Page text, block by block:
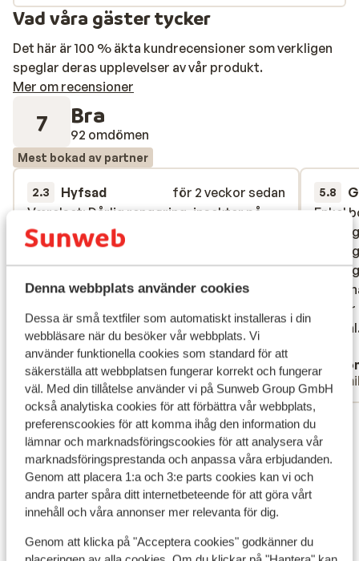
Denna webbplats använder cookies
Dessa är små textfiler som automatiskt installeras i din
webbläsare när du besöker vår webbplats. Vi
använder funktionella cookies som standard för att
säkerställa att webbplatsen fungerar korrekt och fungerar
väl. Med din tillåtelse använder vi på Sunweb Group GmbH
också analytiska cookies för att förbättra vår webbplats,
preferenscookies för att komma ihåg den information du
lämnar och marknadsföringscookies för att analysera vår
marknadsföringsprestanda och anpassa våra erbjudanden.
Genom att placera 1:a och 3:e parts cookies kan vi och
andra parter spåra ditt internetbeteende för att göra vårt
innehåll och våra annonser mer relevanta för dig.
Genom att klicka på "Acceptera cookies" godkänner du
Vad våra gäster tycker
Det här är 100 % äkta kundrecensioner som verkligen
speglar deras upplevelser av vår produkt.
Mer om recensioner
7 Bra
92 omdömen
Mest bokad av partner
2.3 Hyfsad
för 2 veckor sedan
Værelset: Dårlig rengøring, insekter på
lagnerne og flere steder på badeværelset.
Sengen knirker og der var flere fjedre der
var gået. Fugerne i badet ses med mug,
aircondition som er mod betaling virkede
kun halvdelen af tiden og var svær at finde
en tilpas temperatur på. OBS vi boede på
et dobbeltværelse. Pool: Fin pool dog kun
en stige og højt til kanten, rengøres kun
om aftenen trods blæsende vejr og mange
blade i poolen. Alle liggestole var knækket
enten under sædet eller i ryglænet. Mad:
Buffeten ses morgen og aften med præcis
det samme udvalg. Der udskiftes Max 2-3
retter hver dag som oftes er de varme.
Personale: Kun en ansat i restauranten
kunne engelsk og kunne betjene
kortautomaten, de andre ansatte forstod
Værelset: Dårlig rengøring, insekter på
lagnerne og flere steder på badeværelset.
Sengen knirker og der var flere fjedre der
var gået. Fugerne i badet ses med mug,
aircondition som er mod betaling virkede
kun halvdelen af tiden og var svær at finde
en til...mer
Översätt till svenska
Maria
Partner
5.8
Enkel
som
Enkel
som
Visa alla 92 omdömen
Läge
Visa på karta